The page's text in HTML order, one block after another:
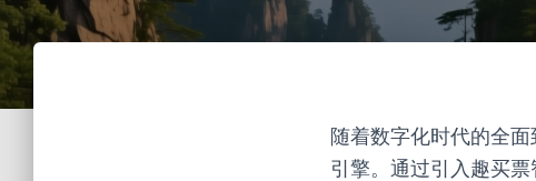
随着数字化时代的全
引擎。通过引入趣买